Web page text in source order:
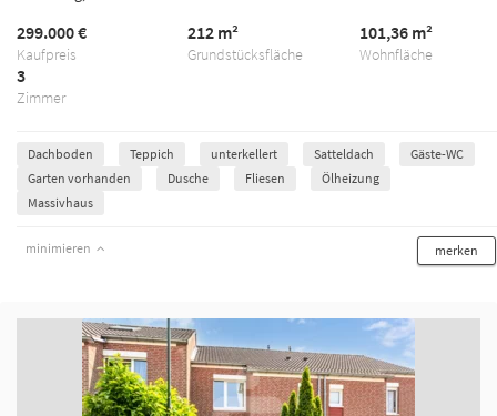
Kaufpreis
299.000 €
Grundstücksfläche
212 m²
Wohnfläche
101,36 m²
Zimmer
3
Dachboden Teppich unterkellert Satteldach
Gäste-WC
Garten vorhanden
Dusche Fliesen
Ölheizung
Massivhaus
minimieren merken